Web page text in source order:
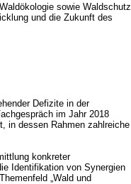
sowie Waldschutz
und die Zukunft des
Defizite in der
im Jahr 2018
in dessen Rahmen zahlreiche
konkreter
Identifikation von Synergien
„Wald und